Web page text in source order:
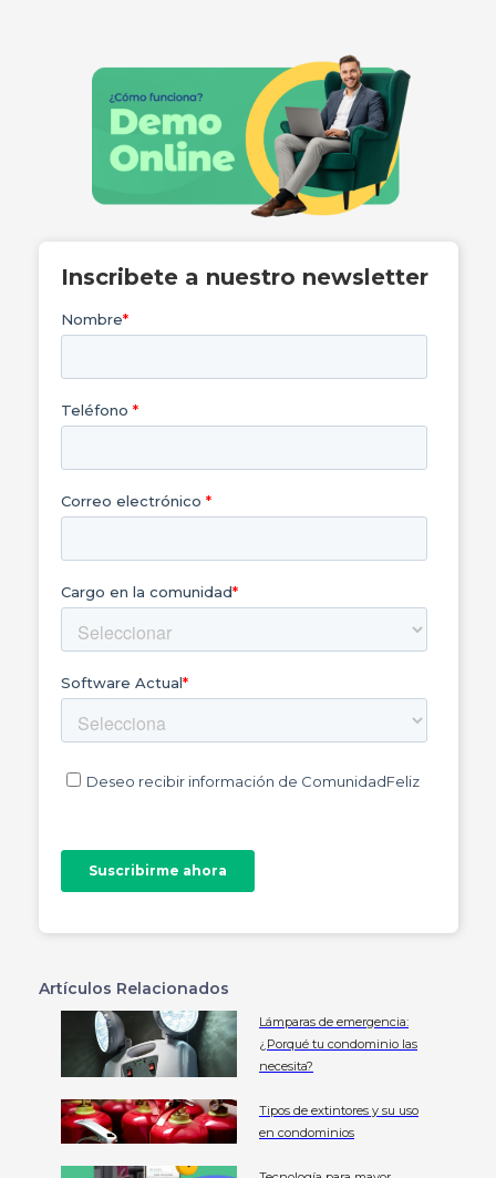
Inscribete a nuestro newsletter
Artículos Relacionados
Lámparas de emergencia:
¿Porqué tu condominio las
necesita?
Tipos de extintores y su uso
en condominios